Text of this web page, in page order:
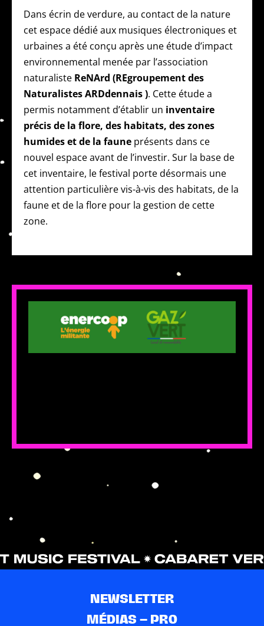
Dans écrin de verdure, au contact de la nature
cet espace dédié aux musiques électroniques et
urbaines a été conçu après une étude d’impact
environnemental menée par l’association
naturaliste ReNArd (REgroupement des
Naturalistes ARDdennais). Cette étude a
permis notamment d’établir un inventaire
précis de la flore, des habitats, des zones
humides et de la faune présents dans ce
nouvel espace avant de l’investir. Sur la base de
cet inventaire, le festival porte désormais une
attention particulière vis-à-vis des habitats, de la
faune et de la flore pour la gestion de cette
zone.
NEWSLETTER
MÉDIAS – PRO